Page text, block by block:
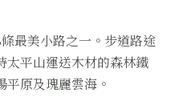
最美小路之一。步道路途
太平山運送木材的森林鐵
原及瑰麗雲海。